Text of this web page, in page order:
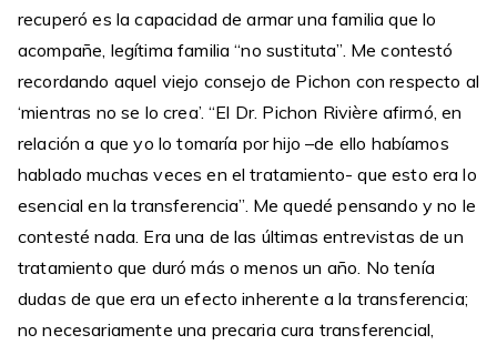
recuperó es la capacidad de armar una familia que lo
acompañe, legítima familia “no sustituta”. Me contestó
recordando aquel viejo consejo de Pichon con respecto al
‘mientras no se lo crea’. “El Dr. Pichon Rivière afirmó, en
relación a que yo lo tomaría por hijo –de ello habíamos
hablado muchas veces en el tratamiento- que esto era lo
esencial en la transferencia”. Me quedé pensando y no le
contesté nada. Era una de las últimas entrevistas de un
tratamiento que duró más o menos un año. No tenía
dudas de que era un efecto inherente a la transferencia;
no necesariamente una precaria cura transferencial,